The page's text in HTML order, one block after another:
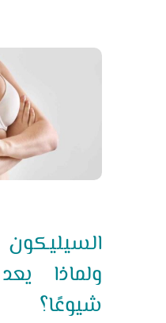
ولماذا
شيوعًا؟